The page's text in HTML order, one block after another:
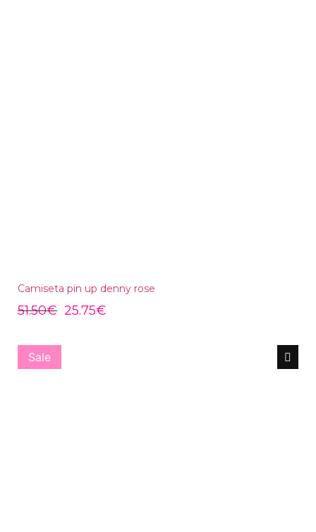
Camiseta pin up denny rose
51.50€ 25.75€
Sale